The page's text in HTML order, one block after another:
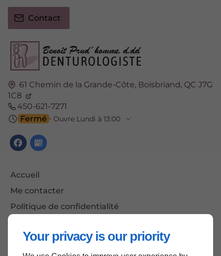
Your privacy is our priority
61 Chemin de la Grande-Côte, Boisbriand, QC J7G
1C8
450-621-7271
Fermé ⋅ Ouvre Lundi à 13:00
Accueil
Me contacter
Politique de confidentialité
Contact